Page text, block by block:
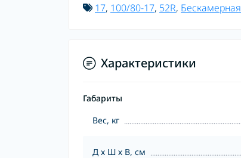
17, 100/80-17, 52R, Бескамерная
Характеристики
Габариты
Вес, кг
Д х Ш х В, см